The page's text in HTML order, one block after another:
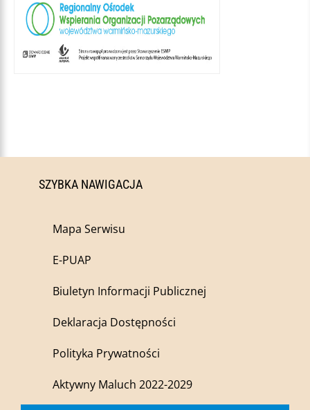
SZYBKA NAWIGACJA
Mapa Serwisu
E-PUAP
Biuletyn Informacji Publicznej
Deklaracja Dostępności
Polityka Prywatności
Aktywny Maluch 2022-2029